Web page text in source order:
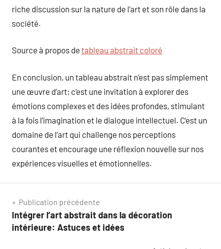
riche discussion sur la nature de l’art et son rôle dans la
société.
Source à propos de tableau abstrait coloré
En conclusion, un tableau abstrait n’est pas simplement
une œuvre d’art; c’est une invitation à explorer des
émotions complexes et des idées profondes, stimulant
à la fois l’imagination et le dialogue intellectuel. C’est un
domaine de l’art qui challenge nos perceptions
courantes et encourage une réflexion nouvelle sur nos
expériences visuelles et émotionnelles.
Navigation
de
Publication précédente
Intégrer l’art abstrait dans la décoration
intérieure: Astuces et idées